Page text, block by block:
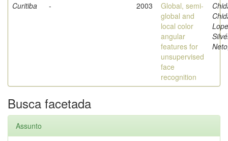
Curitiba - 2003
Global, semi-
global and
local color
angular
features for
unsupervised
face
recognition
Busca facetada
Assunto